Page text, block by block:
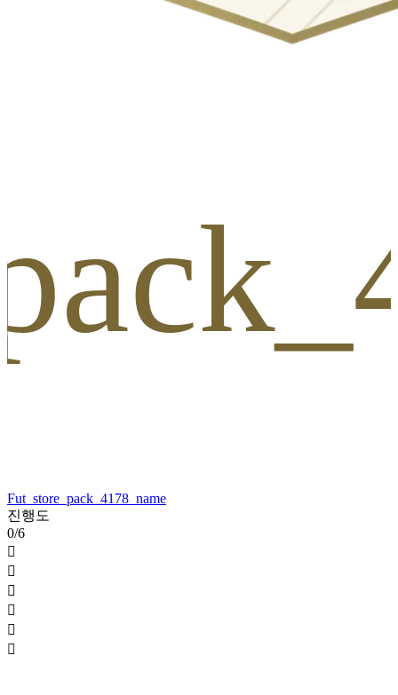
Fut_store_pack_4178_name
진행도
0/6





